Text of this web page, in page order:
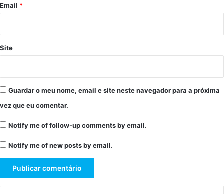
*
Email *
Site
Guardar o meu nome, email e site neste navegador para a próxima
vez que eu comentar.
Notify me of follow-up comments by email.
Notify me of new posts by email.